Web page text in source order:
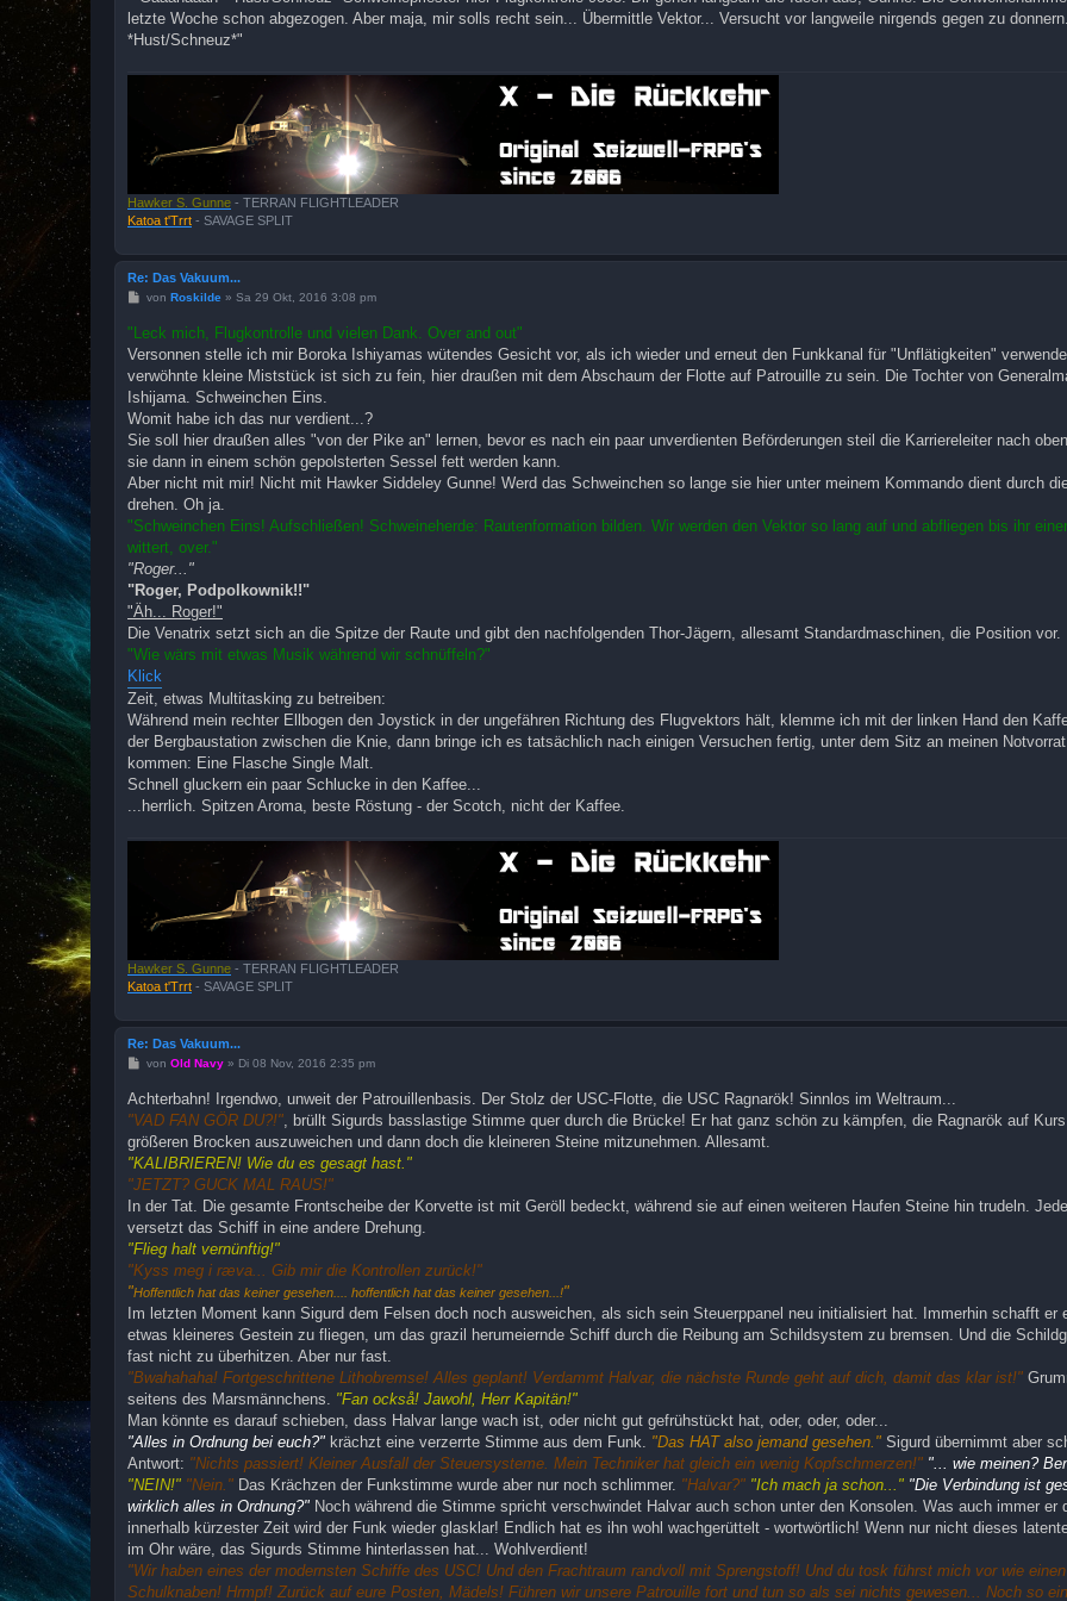
letzte Woche schon abgezogen. Aber maja, mir solls recht sein... Übermittle Vektor... Versucht vor langweile nirgends gegen zu
*Hust/Schneuz*"
Hawker S. Gunne - TERRAN FLIGHTLEADER
Katoa t'Trrt - SAVAGE SPLIT
Re: Das Vakuum...
B
t
r
g
von Roskilde» Sa 29 Okt, 2016 3:08 pm
"Leck mich, Flugkontrolle und vielen Dank. Over and out"
Versonnen stelle ich mir Boroka Ishiyamas wütendes Gesicht vor, als ich wieder und erneut den Funkkanal für "Unflätigkeiten"
verwöhnte kleine Miststück ist sich zu fein, hier draußen mit dem Abschaum der Flotte auf Patrouille zu sein. Die Tochter von
Ishijama. Schweinchen Eins.
Womit habe ich das nur verdient...?
Sie soll hier draußen alles "von der Pike an" lernen, bevor es nach ein paar unverdienten Beförderungen steil die Karriereleiter nach
sie dann in einem schön gepolsterten Sessel fett werden kann.
Aber nicht mit mir! Nicht mit Hawker Siddeley Gunne! Werd das Schweinchen so lange sie hier unter meinem Kommando dient durch
drehen. Oh ja.
"Schweinchen Eins! Aufschließen! Schweineherde: Rautenformation bilden. Wir werden den Vektor so lang auf und abfliegen bis ihr
wittert, over."
"Roger..."
"Roger, Podpolkownik!!"
"Äh... Roger!"
Die Venatrix setzt sich an die Spitze der Raute und gibt den nachfolgenden Thor-Jägern, allesamt Standardmaschinen, die Position vor.
"Wie wärs mit etwas Musik während wir schnüffeln?"
Klick
Zeit, etwas Multitasking zu betreiben:
Während mein rechter Ellbogen den Joystick in der ungefähren Richtung des Flugvektors hält, klemme ich mit der linken Hand den
der Bergbaustation zwischen die Knie, dann bringe ich es tatsächlich nach einigen Versuchen fertig, unter dem Sitz an meinen
kommen: Eine Flasche Single Malt.
Schnell gluckern ein paar Schlucke in den Kaffee...
...herrlich. Spitzen Aroma, beste Röstung - der Scotch, nicht der Kaffee.
Hawker S. Gunne - TERRAN FLIGHTLEADER
Katoa t'Trrt - SAVAGE SPLIT
Re: Das Vakuum...
B
t
r
a
g
von Old Navy» Di 08 Nov, 2016 2:35 pm
Achterbahn! Irgendwo, unweit der Patrouillenbasis. Der Stolz der USC-Flotte, die USC Ragnarök! Sinnlos im Weltraum...
"VAD FAN GÖR DU?!" , brüllt Sigurds basslastige Stimme quer durch die Brücke! Er hat ganz schön zu kämpfen, die Ragnarök auf
größeren Brocken auszuweichen und dann doch die kleineren Steine mitzunehmen. Allesamt.
"KALIBRIEREN! Wie du es gesagt hast."
"JETZT? GUCK MAL RAUS!"
In der Tat. Die gesamte Frontscheibe der Korvette ist mit Geröll bedeckt, während sie auf einen weiteren Haufen Steine hin trudeln.
versetzt das Schiff in eine andere Drehung.
"Flieg halt vernünftig!"
"Kyss meg i ræva... Gib mir die Kontrollen zurück!"
"Hoffentlich hat das keiner gesehen.... hoffentlich hat das keiner gesehen...!"
Im letzten Moment kann Sigurd dem Felsen doch noch ausweichen, als sich sein Steuerppanel neu initialisiert hat. Immerhin schafft er
etwas kleineres Gestein zu fliegen, um das grazil herumeiernde Schiff durch die Reibung am Schildsystem zu bremsen. Und die
fast nicht zu überhitzen. Aber nur fast.
"Bwahahaha! Fortgeschrittene Lithobremse! Alles geplant! Verdammt Halvar, die nächste Runde geht auf dich, damit das klar ist!"
seitens des Marsmännchens. "Fan också! Jawohl, Herr Kapitän!"
Man könnte es darauf schieben, dass Halvar lange wach ist, oder nicht gut gefrühstückt hat, oder, oder, oder...
"Alles in Ordnung bei euch?" krächzt eine verzerrte Stimme aus dem Funk. "Das HAT also jemand gesehen." Sigurd übernimmt aber
Antwort: "Nichts passiert! Kleiner Ausfall der Steuersysteme. Mein Techniker hat gleich ein wenig Kopfschmerzen!" "... wie meinen?
"NEIN!" "Nein." Das Krächzen der Funkstimme wurde aber nur noch schlimmer. "Halvar?" "Ich mach ja schon..." "Die Verbindung ist
wirklich alles in Ordnung?" Noch während die Stimme spricht verschwindet Halvar auch schon unter den Konsolen. Was auch immer er
innerhalb kürzester Zeit wird der Funk wieder glasklar! Endlich hat es ihn wohl wachgerüttelt - wortwörtlich! Wenn nur nicht dieses
im Ohr wäre, das Sigurds Stimme hinterlassen hat... Wohlverdient!
"Wir haben eines der modernsten Schiffe des USC! Und den Frachtraum randvoll mit Sprengstoff! Und du tosk führst mich vor wie einen
Schulknaben! Hrmpf! Zurück auf eure Posten, Mädels! Führen wir unsere Patrouille fort und tun so als sei nichts gewesen... Noch so